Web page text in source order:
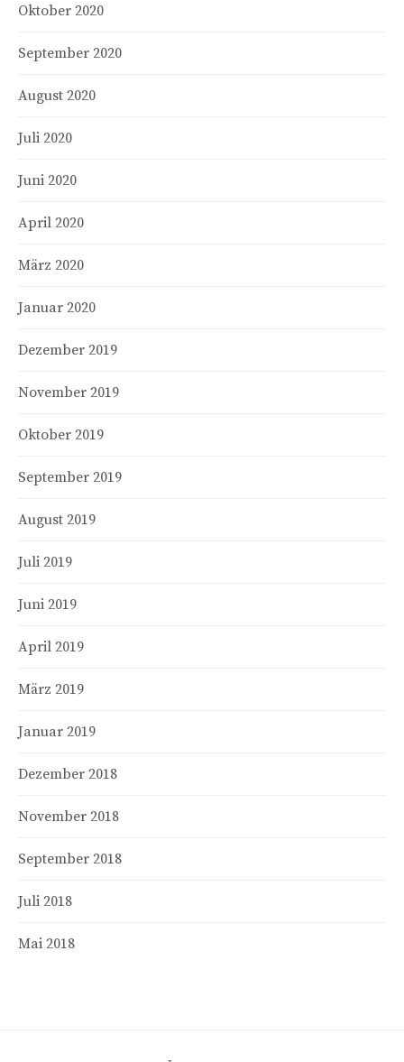
Oktober 2020
September 2020
August 2020
Juli 2020
Juni 2020
April 2020
März 2020
Januar 2020
Dezember 2019
November 2019
Oktober 2019
September 2019
August 2019
Juli 2019
Juni 2019
April 2019
März 2019
Januar 2019
Dezember 2018
November 2018
September 2018
Juli 2018
Mai 2018